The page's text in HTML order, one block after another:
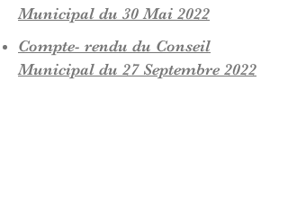
Municipal du 30 Mai 2022
Compte- rendu du Conseil
Municipal du 27 Septembre 2022